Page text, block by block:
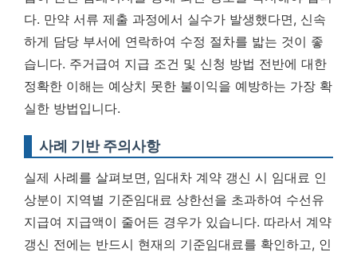
다. 만약 서류 제출 과정에서 실수가 발생했다면, 신속
하게 담당 부서에 연락하여 수정 절차를 밟는 것이 좋
습니다. 주거급여 지급 조건 및 신청 방법 전반에 대한
정확한 이해는 예상치 못한 불이익을 예방하는 가장 확
실한 방법입니다.
사례 기반 주의사항
실제 사례를 살펴보면, 임대차 계약 갱신 시 임대료 인
상분이 지역별 기준임대료 상한선을 초과하여 수선유
지급여 지급액이 줄어든 경우가 있습니다. 따라서 계약
갱신 전에는 반드시 현재의 기준임대료를 확인하고, 인